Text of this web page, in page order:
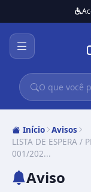
Início
Avisos
LISTA DE ESPERA /
001/202...
Aviso